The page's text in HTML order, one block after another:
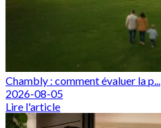
Chambly : comment évaluer la p...
2026-08-05
Lire l'article